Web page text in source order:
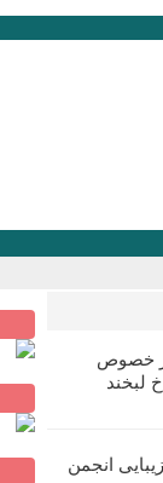
خصوص
لبخند
انجمن